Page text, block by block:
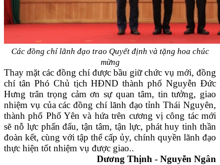
Các đồng chí lãnh đạo trao Quyết định và tặng hoa chúc
mừng
Thay mặt các đồng chí được bầu giữ chức vụ mới, đồng
chí tân Phó Chủ tịch HĐND thành phố Nguyễn Đức
Hưng trân trọng cảm ơn sự quan tâm, tin tưởng, giao
nhiệm vụ của các đồng chí lãnh đạo tỉnh Thái Nguyên,
thành phố Phổ Yên và hứa trên cương vị công tác mới
sẽ nỗ lực phấn đấu, tận tâm, tận lực, phát huy tinh thần
đoàn kết, cùng với tập thể cấp ủy, chính quyền lãnh đạo
thực hiện tốt nhiệm vụ được giao..
Dương Thịnh - Nguyễn Ngân